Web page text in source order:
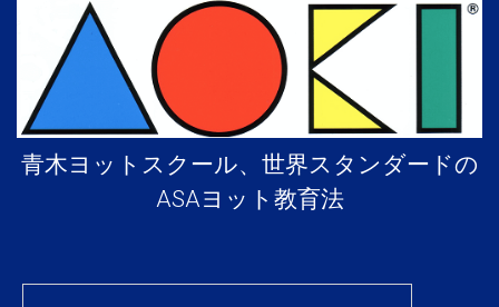
青木ヨットスクール、世界スタンダードの
ASAヨット教育法